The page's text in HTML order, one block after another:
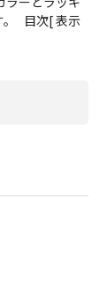
。 目次[ 表示